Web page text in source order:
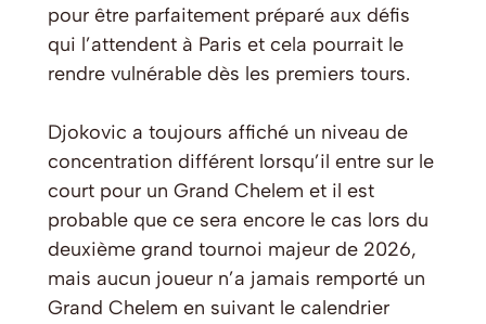
pour être parfaitement préparé aux défis
qui l’attendent à Paris et cela pourrait le
rendre vulnérable dès les premiers tours.
Djokovic a toujours affiché un niveau de
concentration différent lorsqu’il entre sur le
court pour un Grand Chelem et il est
probable que ce sera encore le cas lors du
deuxième grand tournoi majeur de 2026,
mais aucun joueur n’a jamais remporté un
Grand Chelem en suivant le calendrier